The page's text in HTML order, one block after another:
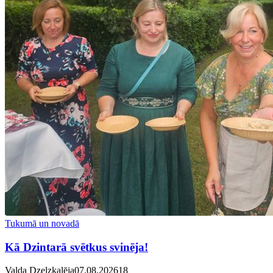
Tukumā un novadā
Kā Dzintarā svētkus svinēja!
Valda Dzelzkalēja07.08.202618